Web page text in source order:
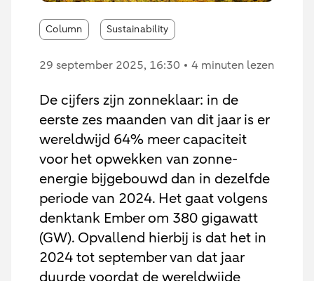
Column Sustainability
29 september 2025, 16:30 4 minuten lezen
De cijfers zijn zonneklaar: in de
eerste zes maanden van dit jaar is er
wereldwijd 64% meer capaciteit
voor het opwekken van zonne-
energie bijgebouwd dan in dezelfde
periode van 2024. Het gaat volgens
denktank Ember om 380 gigawatt
(GW). Opvallend hierbij is dat het in
2024 tot september van dat jaar
duurde voordat de wereldwijde